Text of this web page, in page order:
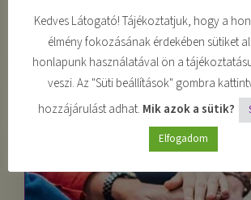
Részletek
Kedves Látogató! Tájékoztatjuk, hogy a
élmény fokozásának érdekében sütiket
honlapunk használatával ön a
veszi. Az "Süti beállítások" gombra
hozzájárulást adhat. Mik azok a sütik?
Elfogadom